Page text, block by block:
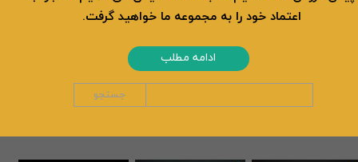
اعتماد خود را به مجموعه ما خواهید گرفت.
ادامه مطلب
جستجو